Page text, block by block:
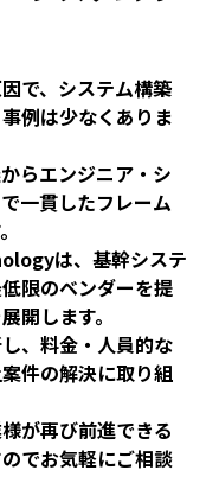
で、システム構築
例は少なくありま
らエンジニア・シ
一貫したフレーム
は、基幹システ
限のベンダーを提
開します。
、料金・人員的な
件の解決に取り組
が再び前進できる
でお気軽にご相談